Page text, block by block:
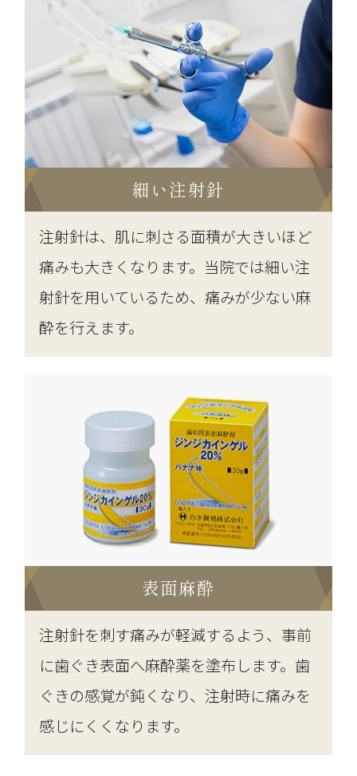
細い注射針
注射針は、肌に刺さる面積が大きいほど
痛みも大きくなります。当院では細い注
射針を用いているため、痛みが少ない麻
酔を行えます。
表面麻酔
注射針を刺す痛みが軽減するよう、事前
に歯ぐき表面へ麻酔薬を塗布します。歯
ぐきの感覚が鈍くなり、注射時に痛みを
感じにくくなります。